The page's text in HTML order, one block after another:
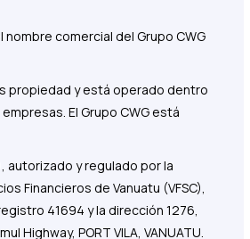
nombre comercial del Grupo CWG
propiedad y está operado dentro
El Grupo CWG está
autorizado y regulado por la
Financieros de Vanuatu (VFSC),
41694 y la dirección 1276,
Highway, PORT VILA, VANUATU.